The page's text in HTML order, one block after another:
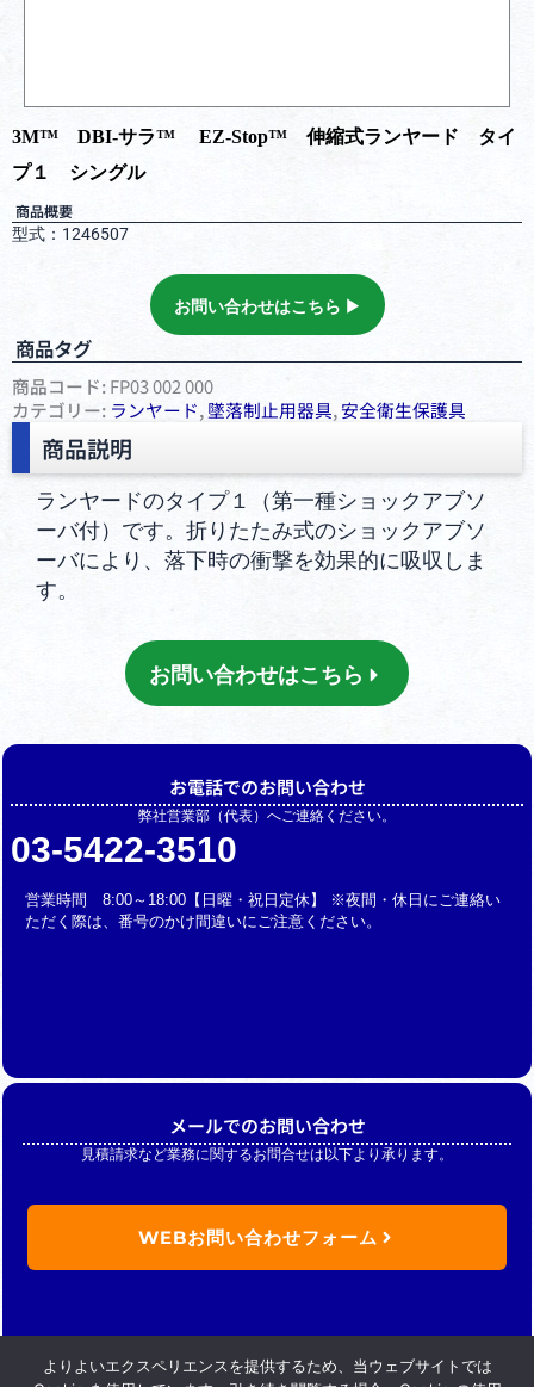
3M™️ DBI-サラ™️ EZ-Stop™️ 伸縮式ランヤード タイ
プ１ シングル
商品概要
型式：1246507
お問い合わせはこちら ▶︎
商品タグ
商品コード:FP03 002 000
カテゴリー: ランヤード,墜落制⽌⽤器具,安全衛⽣保護具
商品説明
ランヤードのタイプ１（第一種ショックアブソ
ーバ付）です。折りたたみ式のショックアブソ
ーバにより、落下時の衝撃を効果的に吸収しま
す。
お問い合わせはこちら
お電話でのお問い合わせ
弊社営業部（代表）へご連絡ください。
03-5422-3510
営業時間 8:00～18:00【日曜・祝日定休】 ※夜間・休日にご連絡い
ただく際は、番号のかけ間違いにご注意ください。
メールでのお問い合わせ
見積請求など業務に関するお問合せは以下より承ります。
WEBお問い合わせフォーム
よりよいエクスペリエンスを提供するため、当ウェブサイトでは